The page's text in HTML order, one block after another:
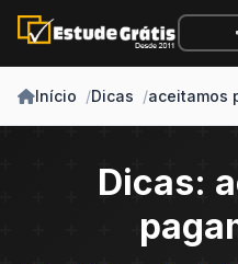
Início Dicas aceitamos
Dicas: